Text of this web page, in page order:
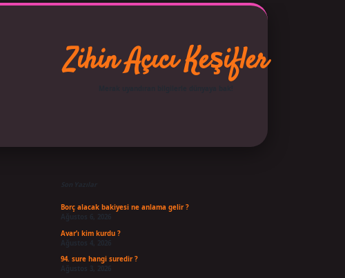
Zihin Açıcı Keşifler
Son Yazılar
Borç alacak bakiyesi ne anlama gelir ?
Ağustos 6, 2026
Avar’ı kim kurdu ?
Ağustos 4, 2026
94. sure hangi suredir ?
Ağustos 3, 2026